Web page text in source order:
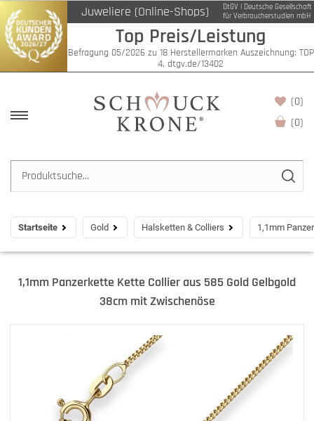
Juweliere (Online-Shops)
DtGV | Deutsche Gesellschaft
für Verbraucherstudien mbH
Top Preis/Leistung
Befragung 05/2026 zu 18 Herstellermarken Auszeichnung: TOP
4, dtgv.de/13402
(0)
(0)
Startseite Gold Halsketten & Colliers 1,1mm
1,1mm Panzerkette Kette Collier aus 585 Gold Gelbgold
38cm mit Zwischenöse